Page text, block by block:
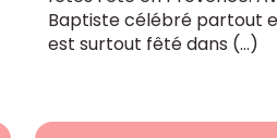
Baptiste célébré partout
est surtout fêté dans (…)